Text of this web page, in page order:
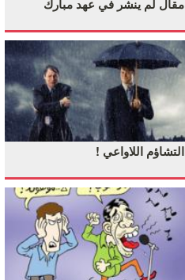
مقال لم ينشر في عهد مبارك
التشاؤم اللاواعي !